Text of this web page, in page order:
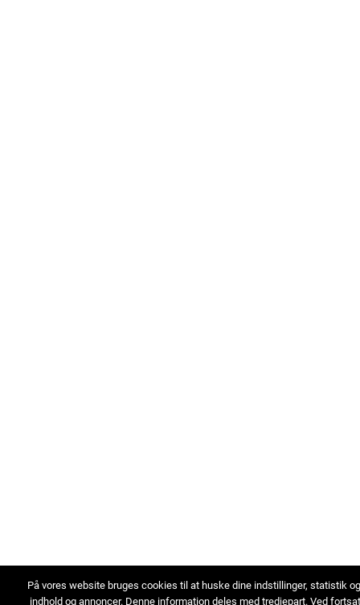
På vores website bruges cookies til at huske dine indstillinger, statistik
indhold og annoncer. Denne information deles med tredjepart. Ved